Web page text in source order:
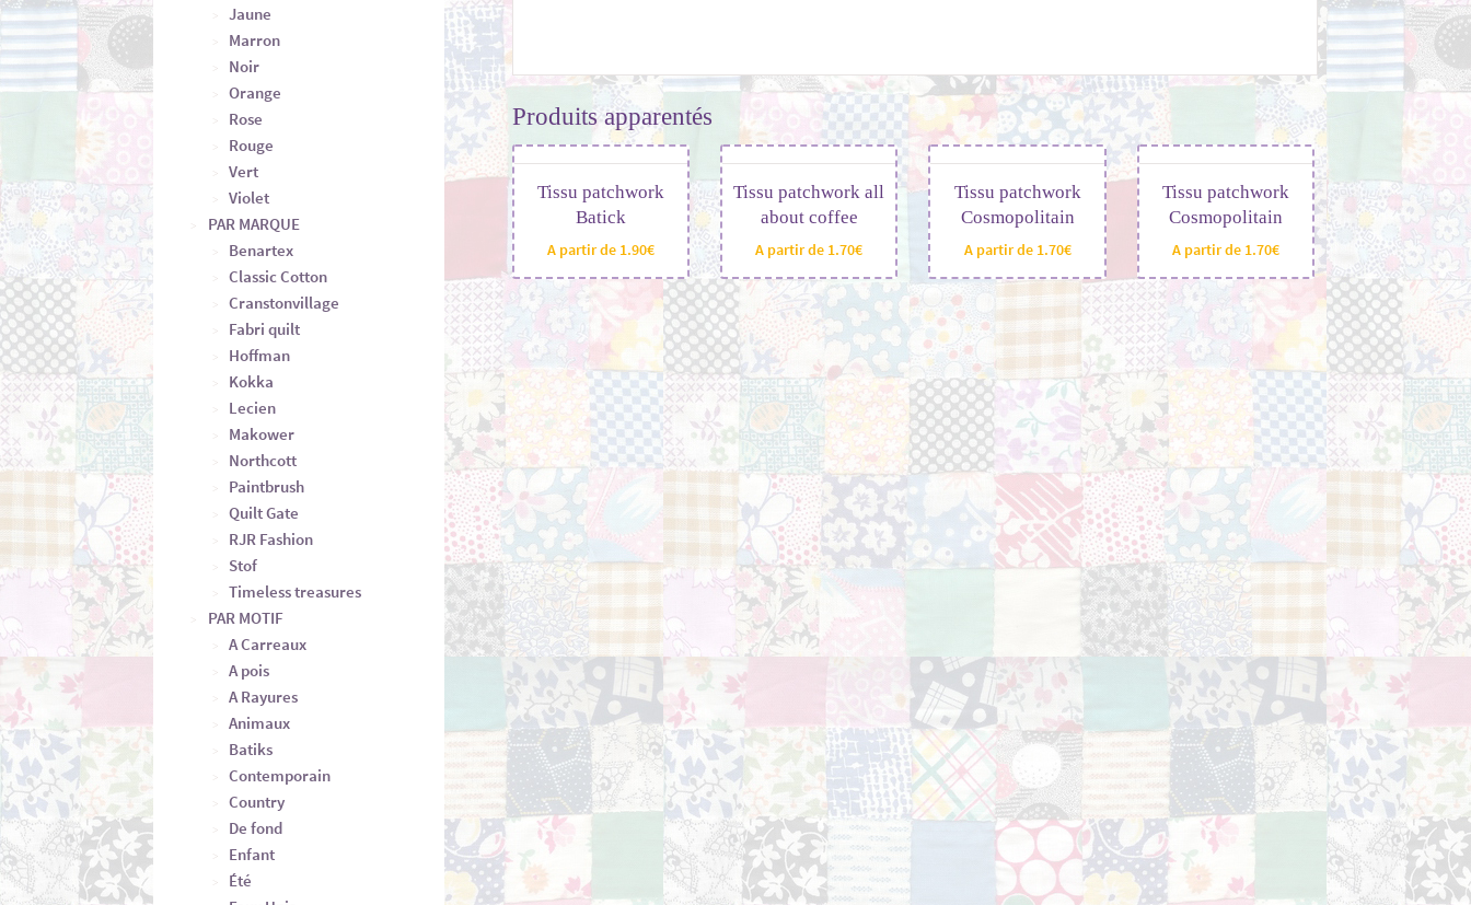
Produits apparentés
Tissu patchwork
Batick
A partir de 1.90€
Tissu patchwork all
about coffee
A partir de 1.70€
Tissu patchwork
Cosmopolitain
A partir de 1.70€
Tissu patchwork
Cosmopolitain
A partir de 1.70€
Jaune
Marron
Noir
Orange
Rose
Rouge
Vert
Violet
PAR MARQUE
Benartex
Classic Cotton
Cranstonvillage
Fabri quilt
Hoffman
Kokka
Lecien
Makower
Northcott
Paintbrush
Quilt Gate
RJR Fashion
Stof
Timeless treasures
PAR MOTIF
A Carreaux
A pois
A Rayures
Animaux
Batiks
Contemporain
Country
De fond
Enfant
Été